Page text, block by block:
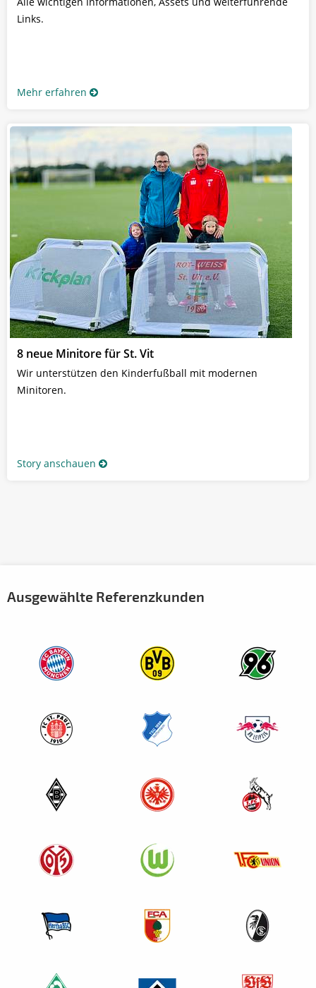
Links.
Mehr erfahren
8 neue Minitore für St. Vit
Wir unterstützen den Kinderfußball mit modernen
Minitoren.
Story anschauen
Ausgewählte Referenzkunden